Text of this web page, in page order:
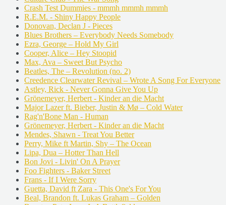
Crash Test Dummies - mmmh mmmh mmmh
R.E.M. - Shiny Happy People
Donovan, Declan J - Pieces
Blues Brothers – Everybody Needs Somebody
Ezra, George – Hold My Girl
Cooper, Alice – Hey Stoopid
Max, Ava – Sweet But Psycho
Beatles, The – Revolution (no. 2)
Creedence Clearwater Revival – Wrote A Song For Everyone
Astley, Rick - Never Gonna Give You Up
Grönemeyer, Herbert - Kinder an die Macht
Major Lazer ft. Bieber, Justin & Mø – Cold Water
Rag'n'Bone Man - Human
Grönemeyer, Herbert - Kinder an die Macht
Mendes, Shawn - Treat You Better
Perry, Mike ft Martin, Shy – The Ocean
Lipa, Dua – Hotter Than Hell
Bon Jovi - Livin' On A Prayer
Foo Fighters - Baker Street
Frans - If I Were Sorry
Guetta, David ft Zara - This One's For You
Beal, Brandon ft. Lukas Graham – Golden